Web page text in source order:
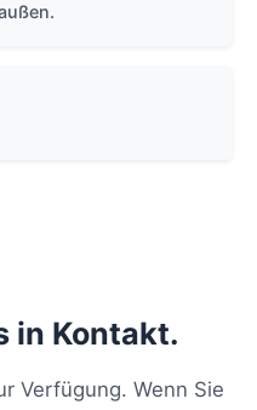
in Kontakt.
Verfügung. Wenn Sie